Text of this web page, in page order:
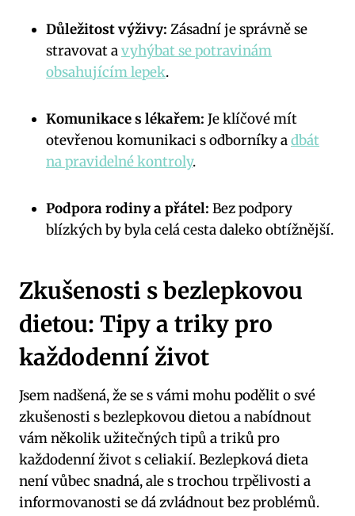
Důležitost výživy: Zásadní je správně se
stravovat avyhýbat se potravinám
obsahujícím lepek.
Komunikace s lékařem: Je klíčové mít
otevřenou komunikaci s odborníky adbát
na pravidelné kontroly.
Podpora rodiny a přátel: Bez podpory
blízkých by byla celá cesta daleko obtížnější.
Zkušenosti s bezlepkovou
dietou: Tipy a triky pro
každodenní život
Jsem nadšená, že se s vámi mohu podělit o své
zkušenosti s bezlepkovou dietou a nabídnout
vám několik užitečných tipů a triků pro
každodenní život s celiakií. Bezlepková dieta
není vůbec snadná, ale s trochou trpělivosti a
informovanosti se dá zvládnout bez problémů.